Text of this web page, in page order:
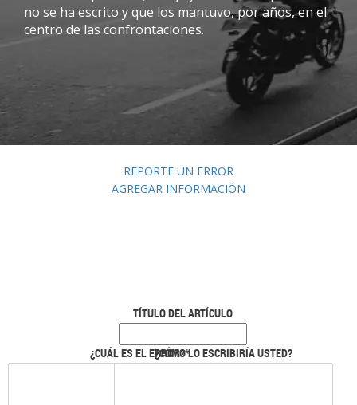
no se ha escrito y que los mantuvo, por años, en el
centro de las confrontaciones.
REPORTE UN ERROR
AGREGAR INFORMACIÓN
TÍTULO DEL ARTÍCULO
¿CUÁL ES EL ERROR?*¿CÓMO LO ESCRIBIRÍA USTED?